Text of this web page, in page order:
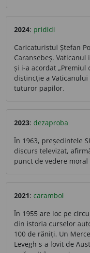
2024: prididi
Caricaturistul Ștefan
Caransebeș.
și i-a acordat „Premiul
distincție a
tuturor papilor.
2023: dezaproba
În 1963, președintele
discurs televizat,
punct de vedere
2021: carambol
În 1955 are loc pe
din istoria curselor
100 de răniți. Un
Levegh s-a lovit de